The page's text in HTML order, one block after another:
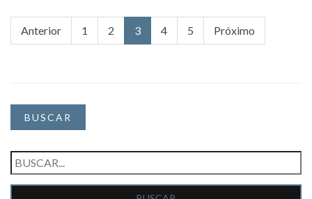
Anterior 1 2 3 4 5 Próximo
BUSCAR